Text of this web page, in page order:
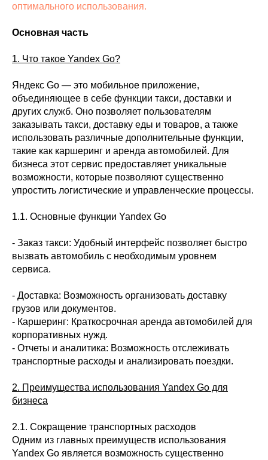
оптимального использования.
Основная часть
1. Что такое Yandex Go?
Яндекс Go — это мобильное приложение,
объединяющее в себе функции такси, доставки и
других служб. Оно позволяет пользователям
заказывать такси, доставку еды и товаров, а также
использовать различные дополнительные функции,
такие как каршеринг и аренда автомобилей. Для
бизнеса этот сервис предоставляет уникальные
возможности, которые позволяют существенно
упростить логистические и управленческие процессы.
1.1. Основные функции Yandex Go
- Заказ такси: Удобный интерфейс позволяет быстро
вызвать автомобиль с необходимым уровнем
сервиса.
- Доставка: Возможность организовать доставку
грузов или документов.
- Каршеринг: Краткосрочная аренда автомобилей для
корпоративных нужд.
- Отчеты и аналитика: Возможность отслеживать
транспортные расходы и анализировать поездки.
2. Преимущества использования Yandex Go для
бизнеса
2.1. Сокращение транспортных расходов
Одним из главных преимуществ использования
Yandex Go является возможность существенно